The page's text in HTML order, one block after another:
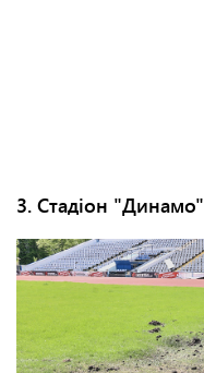
3. Стадіон "Динамо"